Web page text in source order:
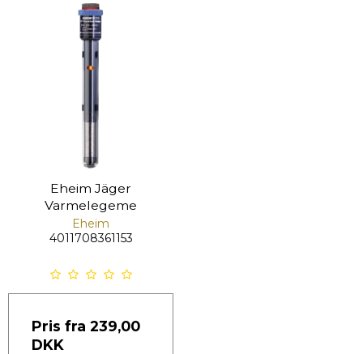
Eheim Jäger
Varmelegeme
Eheim
4011708361153
Pris fra 239,00
DKK